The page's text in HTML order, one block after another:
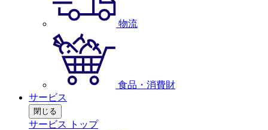
物流
食品・消費財
サービス
閉じる
サービス トップ